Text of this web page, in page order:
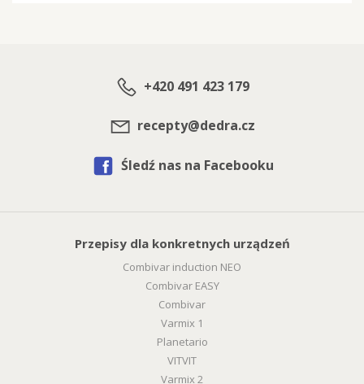
+420 491 423 179
recepty@dedra.cz
Śledź nas na Facebooku
Przepisy dla konkretnych urządzeń
Combivar induction NEO
Combivar EASY
Combivar
Varmix 1
Planetario
VITVIT
Varmix 2